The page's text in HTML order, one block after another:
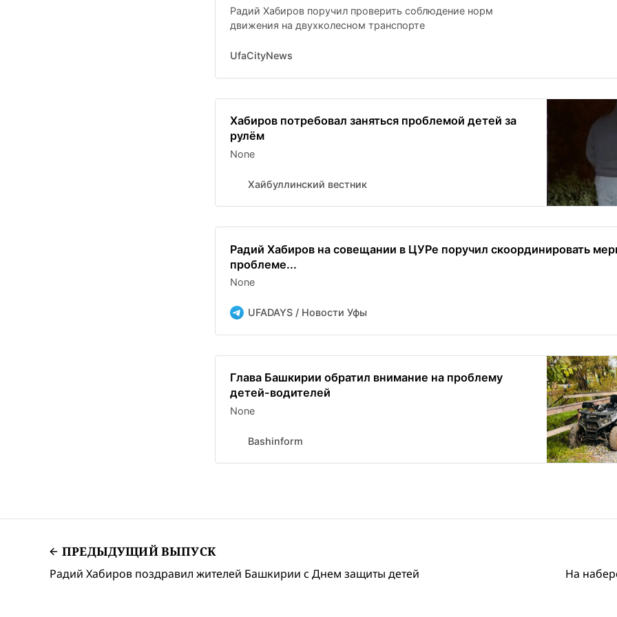
Радий Хабиров поручил проверить соблюдение норм
движения на двухколесном транспорте
UfaCityNews
Хабиров потребовал заняться проблемой детей за
рулём
None
Хайбуллинский вестник
Радий Хабиров на совещании в ЦУРе поручил скоординировать
проблеме...
None
UFADAYS / Новости Уфы
Глава Башкирии обратил внимание на проблему
детей-водителей
None
Bashinform
ПРЕДЫДУЩИЙ ВЫПУСК
Радий Хабиров поздравил жителей Башкирии с Днем защиты детей На